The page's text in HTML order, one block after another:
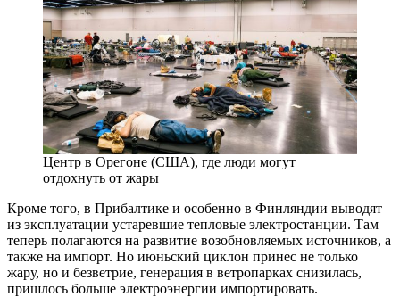
Центр в Орегоне (США), где люди могут
отдохнуть от жары
Кроме того, в Прибалтике и особенно в Финляндии выводят
из эксплуатации устаревшие тепловые электростанции. Там
теперь полагаются на развитие возобновляемых источников, а
также на импорт. Но июньский циклон принес не только
жару, но и безветрие, генерация в ветропарках снизилась,
пришлось больше электроэнергии импортировать.